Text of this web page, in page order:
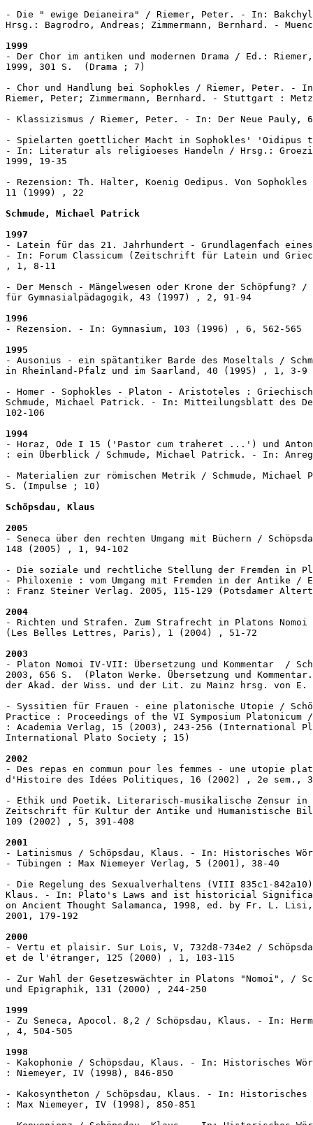
- Die " ewige Deianeira" / Riemer, Peter. - In:
Hrsg.: Bagrodro, Andreas; Zimmermann, Bernhard. -
1999
- Der Chor im antiken und modernen Drama / Ed.:
1999, 301 S.  (Drama ; 7)
- Chor und Handlung bei Sophokles / Riemer, Peter. -
Riemer, Peter; Zimmermann, Bernhard. - Stuttgart :
- Klassizismus / Riemer, Peter. - In: Der Neue Pauly,
- Spielarten goettlicher Macht in Sophokles'
- In: Literatur als religioeses Handeln / Hrsg.:
1999, 19-35
- Rezension: Th. Halter, Koenig Oedipus. Von
11 (1999) , 22
Schmude, Michael Patrick
1997
- Latein für das 21. Jahrhundert - Grundlagenfach
- In: Forum Classicum (Zeitschrift für Latein und
, 1, 8-11
- Der Mensch - Mängelwesen oder Krone der
für Gymnasialpädagogik, 43 (1997) , 2, 91-94
1996
- Rezension. - In: Gymnasium, 103 (1996) , 6, 562-565
1995
- Ausonius - ein spätantiker Barde des Moseltals /
in Rheinland-Pfalz und im Saarland, 40 (1995) , 1, 3-9
- Homer - Sophokles - Platon - Aristoteles : Griechisch
Schmude, Michael Patrick. - In: Mitteilungsblatt des
102-106
1994
- Horaz, Ode I 15 ('Pastor cum traheret ...') und
: ein Überblick / Schmude, Michael Patrick. - In:
- Materialien zur römischen Metrik / Schmude,
S. (Impulse ; 10)
Schöpsdau, Klaus
2005
- Seneca über den rechten Umgang mit Büchern /
148 (2005) , 1, 94-102
- Die soziale und rechtliche Stellung der Fremden in
- Philoxenie : vom Umgang mit Fremden in der
: Franz Steiner Verlag. 2005, 115-129 (Potsdamer
2004
- Richten und Strafen. Zum Strafrecht in Platons
(Les Belles Lettres, Paris), 1 (2004) , 51-72
2003
- Platon Nomoi IV-VII: Übersetzung und Kommentar  /
2003, 656 S.  (Platon Werke. Übersetzung und
der Akad. der Wiss. und der Lit. zu Mainz hrsg. von
- Syssitien für Frauen - eine platonische Utopie /
Practice : Proceedings of the VI Symposium
: Academia Verlag, 15 (2003), 243-256 (International
International Plato Society ; 15)
2002
- Des repas en commun pour les femmes - une utopie
d'Histoire des Idées Politiques, 16 (2002) , 2e sem.,
- Ethik und Poetik. Literarisch-musikalische Zensur in
Zeitschrift für Kultur der Antike und Humanistische
109 (2002) , 5, 391-408
2001
- Latinismus / Schöpsdau, Klaus. - In: Historisches
- Tübingen : Max Niemeyer Verlag, 5 (2001), 38-40
- Die Regelung des Sexualverhaltens (VIII 835c1-
Klaus. - In: Plato's Laws and ist historicial
on Ancient Thought Salamanca, 1998, ed. by Fr. L.
2001, 179-192
2000
- Vertu et plaisir. Sur Lois, V, 732d8-734e2 /
et de l'étranger, 125 (2000) , 1, 103-115
- Zur Wahl der Gesetzeswächter in Platons "Nomoi",
und Epigraphik, 131 (2000) , 244-250
1999
- Zu Seneca, Apocol. 8,2 / Schöpsdau, Klaus. - In:
, 4, 504-505
1998
- Kakophonie / Schöpsdau, Klaus. - In: Historisches
: Niemeyer, IV (1998), 846-850
- Kakosyntheton / Schöpsdau, Klaus. - In:
: Max Niemeyer, IV (1998), 850-851